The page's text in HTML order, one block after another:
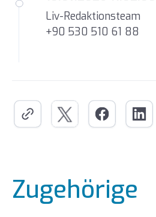
Liv-Redaktionsteam
+90 530 510 61 88
Zugehörige